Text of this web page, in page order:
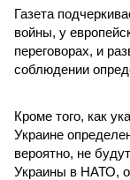
Газета
войны, у
переговорах, и
соблюдении
Кроме того, как
Украине
вероятно, не
Украины в НАТО,